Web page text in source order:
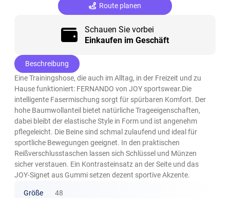
Route planen
Schauen Sie vorbei
Einkaufen im Geschäft
Beschreibung
Eine Trainingshose, die auch im Alltag, in der Freizeit und zu
Hause funktioniert: FERNANDO von JOY sportswear.Die
intelligente Fasermischung sorgt für spürbaren Komfort. Der
hohe Baumwollanteil bietet natürliche Trageeigenschaften,
dabei bleibt der elastische Style in Form und ist angenehm
pflegeleicht. Die Beine sind schmal zulaufend und ideal für
sportliche Bewegungen geeignet. In den praktischen
Reißverschlusstaschen lassen sich Schlüssel und Münzen
sicher verstauen. Ein Kontrasteinsatz an der Seite und das
JOY-Signet aus Gummi setzen dezent sportive Akzente.
Größe 48